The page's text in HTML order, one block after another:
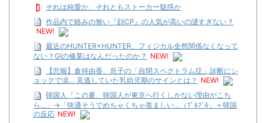
それは純愛か、それともストーカー疑惑か
作品内で絡みの無い『顔CP』の人気が高いの謎すぎない？
NEW!
最近のHUNTER×HUNTER、フィジカル全然関係なくなって
ない？GIの修業はなんだったのか？ NEW!
【悲報】倉持由香、息子の「自閉スペクトラム症」診断にシ
ョックで涙… 見逃していた乳幼児期のサインとは？ NEW!
韓国人「この夏、韓国人が東京へ行くしかない理由がこち
ら…」→「快適そうでめちゃくちゃ羨ましい…（ﾌﾞﾙﾌﾞﾙ」＝韓国
の反応 NEW!